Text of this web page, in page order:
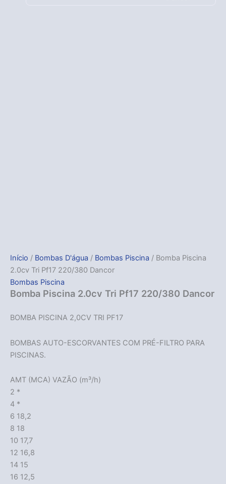
Início / Bombas D'água / Bombas Piscina / Bomba Piscina
2.0cv Tri Pf17 220/380 Dancor
Bombas Piscina
Bomba Piscina 2.0cv Tri Pf17 220/380 Dancor
BOMBA PISCINA 2,0CV TRI PF17
BOMBAS AUTO-ESCORVANTES COM PRÉ-FILTRO PARA
PISCINAS.
AMT (MCA) VAZÃO (m³/h)
2 *
4 *
6 18,2
8 18
10 17,7
12 16,8
14 15
16 12,5